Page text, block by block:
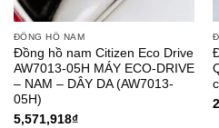
ĐỒNG HỒ NAM
Đồng hồ nam Citizen Eco Drive
AW7013-05H MÁY ECO-DRIVE
– NAM – DÂY DA (AW7013-
05H)
5,571,918₫